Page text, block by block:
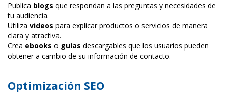
Publica blogs que respondan a las preguntas y necesidades de
tu audiencia.
Utiliza videos para explicar productos o servicios de manera
clara y atractiva.
Crea ebooks o guías descargables que los usuarios pueden
obtener a cambio de su información de contacto.
Optimización SEO